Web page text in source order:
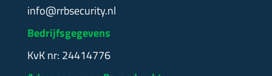
info@rrbsecurity.nl
Bedrijfsgegevens
KvK nr: 24414776